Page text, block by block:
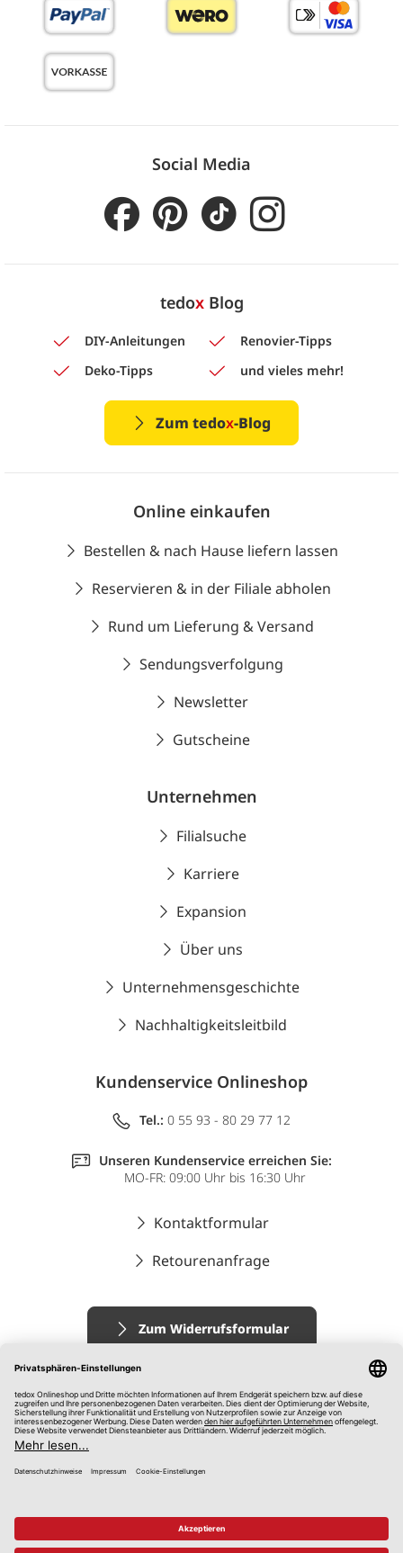
Social Media
tedoxBlog
DIY-Anleitungen
Renovier-Tipps
Deko-Tipps
und vieles mehr!
Zum tedox-Blog
Online einkaufen
Bestellen & nach Hause liefern lassen
Reservieren & in der Filiale abholen
Rund um Lieferung & Versand
Sendungsverfolgung
Newsletter
Gutscheine
Unternehmen
Filialsuche
Karriere
Expansion
Über uns
Unternehmensgeschichte
Nachhaltigkeitsleitbild
Kundenservice Onlineshop
Tel.: 0 55 93 - 80 29 77 12
Unseren Kundenservice erreichen Sie:
MO-FR: 09:00 Uhr bis 16:30 Uhr
Kontaktformular
Retourenanfrage
Zum Widerrufsformular
Impressum
AGB
Datenschutz
Hinweisgebersystem